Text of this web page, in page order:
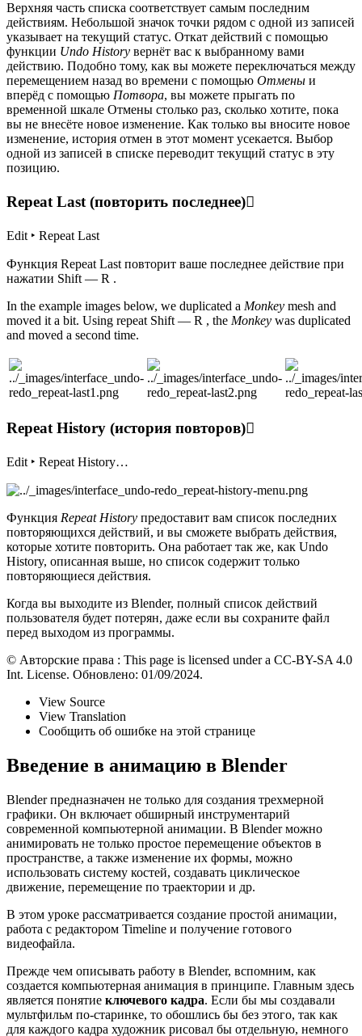
Верхняя часть списка соответствует самым последним
действиям. Небольшой значок точки рядом с одной из записей
указывает на текущий статус. Откат действий с помощью
функции Undo History вернёт вас к выбранному вами
действию. Подобно тому, как вы можете переключаться между
перемещением назад во времени с помощью Отмены и
вперёд с помощью Потвора, вы можете прыгать по
временной шкале Отмены столько раз, сколько хотите, пока
вы не внесёте новое изменение. Как только вы вносите новое
изменение, история отмен в этот момент усекается. Выбор
одной из записей в списке переводит текущий статус в эту
позицию.
Repeat Last (повторить последнее)
Edit ‣ Repeat Last
Функция Repeat Last повторит ваше последнее действие при
нажатии Shift — R .
In the example images below, we duplicated a Monkey mesh and
moved it a bit. Using repeat Shift — R , the Monkey was duplicated
and moved a second time.
Repeat History (история повторов)
Edit ‣ Repeat History…
Функция Repeat History предоставит вам список последних
повторяющихся действий, и вы сможете выбрать действия,
которые хотите повторить. Она работает так же, как Undo
History, описанная выше, но список содержит только
повторяющиеся действия.
Когда вы выходите из Blender, полный список действий
пользователя будет потерян, даже если вы сохраните файл
перед выходом из программы.
© Авторские права : This page is licensed under a CC-BY-SA 4.0
Int. License. Обновлено: 01/09/2024.
View Source
View Translation
Сообщить об ошибке на этой странице
Введение в анимацию в Blender
Blender предназначен не только для создания трехмерной
графики. Он включает обширный инструментарий
современной компьютерной анимации. В Blender можно
анимировать не только простое перемещение объектов в
пространстве, а также изменение их формы, можно
использовать систему костей, создавать циклическое
движение, перемещение по траектории и др.
В этом уроке рассматривается создание простой анимации,
работа с редактором Timeline и получение готового
видеофайла.
Прежде чем описывать работу в Blender, вспомним, как
создается компьютерная анимация в принципе. Главным здесь
является понятие ключевого кадра. Если бы мы создавали
мультфильм по-старинке, то обошлись бы без этого, так как
для каждого кадра художник рисовал бы отдельную, немного